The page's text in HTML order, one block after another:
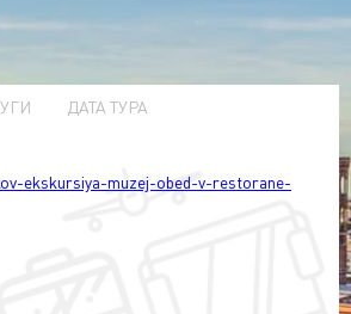
ДАТА ТУРА
ekskursiya-muzej-obed-v-restorane-